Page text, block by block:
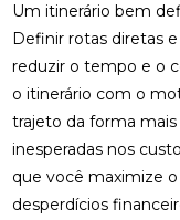
Um itinerário bem
Definir rotas diretas e
reduzir o tempo e o
o itinerário com o
trajeto da forma
inesperadas nos
que você maximize
desperdícios